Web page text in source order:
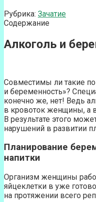
Рубрика: Зачатие
Содержание
Алкоголь и
Совместимы ли такие
и беременность»?
конечно же, нет! Ведь
в кровоток женщины, а
В результате этого
нарушений в развитии
Планирование
напитки
Организм женщины
яйцеклетки в уже
на протяжении всего